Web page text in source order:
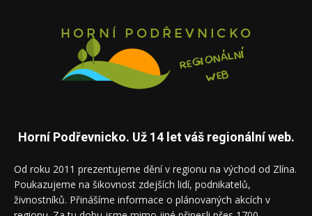
Horní Podřevnicko. Už 14 let váš regionální web.
Od roku 2011 prezentujeme dění v regionu na východ od Zlína.
Poukazujeme na šikovnost zdejších lidí, podnikatelů,
živnostníků. Přinášíme informace o plánovaných akcích v